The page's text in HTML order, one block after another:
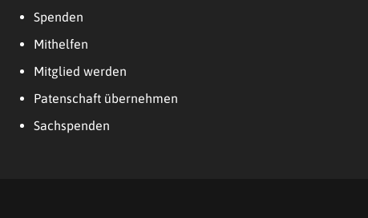
Spenden
Mithelfen
Mitglied werden
Patenschaft übernehmen
Sachspenden